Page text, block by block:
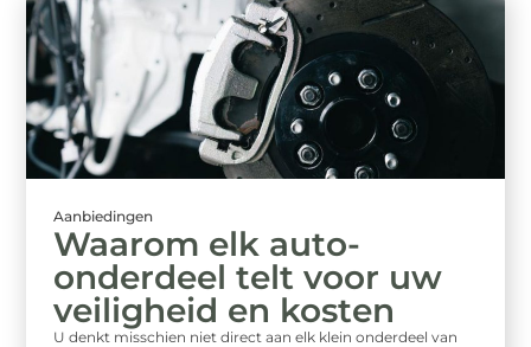
Aanbiedingen
Waarom elk auto-
onderdeel telt voor uw
veiligheid en kosten
U denkt misschien niet direct aan elk klein onderdeel van